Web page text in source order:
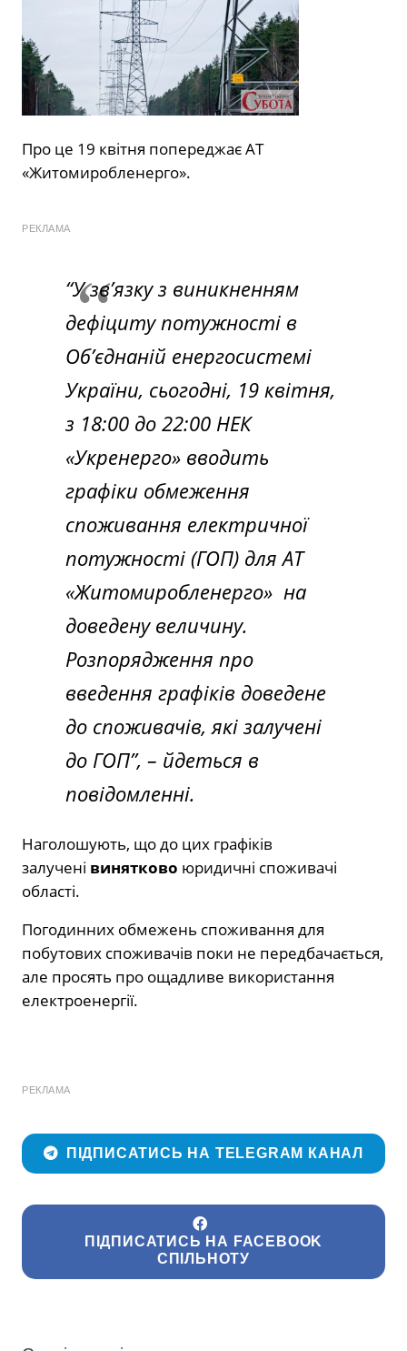
Про це 19 квітня попереджає АТ
«Житомиробленерго».
РЕКЛАМА
“У зв’язку з виникненням
дефіциту потужності в
Об’єднаній енергосистемі
України, сьогодні, 19 квітня,
з 18:00 до 22:00 НЕК
«Укренерго» вводить
графіки обмеження
споживання електричної
потужності (ГОП) для АТ
«Житомиробленерго» на
доведену величину.
Розпорядження про
введення графіків доведене
до споживачів, які залучені
до ГОП”, – йдеться в
повідомленні.
Наголошують, що до цих графіків
залучені винятково юридичні споживачі
області.
Погодинних обмежень споживання для
побутових споживачів поки не передбачається,
але просять про ощадливе використання
електроенергії.
РЕКЛАМА
ПІДПИСАТИСЬ НА TELEGRAM КАНАЛ
ПІДПИСАТИСЬ НА FACEBOOK
СПІЛЬНОТУ